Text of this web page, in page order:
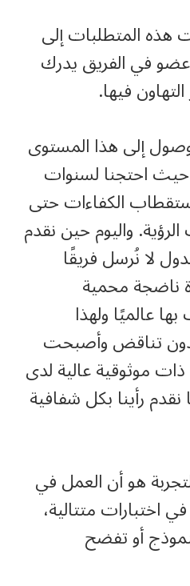
هذه المتطلبات إلى
في الفريق يدرك
فيها.
إلى هذا المستوى
احتجنا لسنوات
الكفاءات حتى
واليوم حين نقدم
لا نُرسل فريقًا
محمية
عالميًا ولهذا
تناقض وأصبحت
موثوقية عالية لدى
رأينا بكل شفافية
هو أن العمل في
متتالية،
أو تفضح